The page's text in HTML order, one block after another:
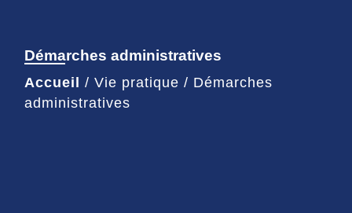
Démarches administratives
Accueil / Vie pratique / Démarches
administratives